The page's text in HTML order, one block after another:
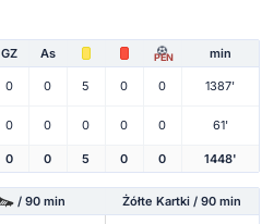
GZ As PEN min
0 0 5 0 0 1387'
0 0 0 0 0 61'
0 0 5 0 0 1448'
/ 90 min Żółte Kartki / 90 min